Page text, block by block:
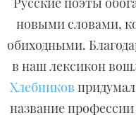
новыми словами,
обиходными.
в наш лексикон
Хлебников
название